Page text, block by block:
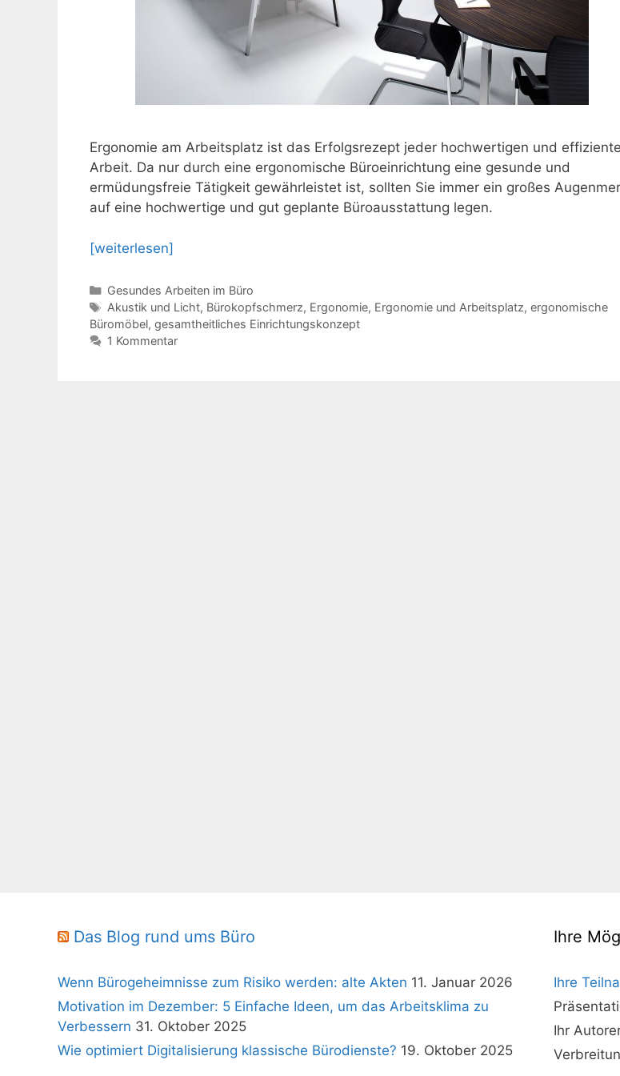
Ergonomie am Arbeitsplatz ist das Erfolgsrezept jeder hochwertigen und
Arbeit. Da nur durch eine ergonomische Büroeinrichtung eine gesunde und
ermüdungsfreie Tätigkeit gewährleistet ist, sollten Sie immer ein großes
auf eine hochwertige und gut geplante Büroausstattung legen.
[weiterlesen]
Kategorien
Gesundes Arbeiten im Büro
Schlagwörter
Akustik und Licht, Bürokopfschmerz, Ergonomie, Ergonomie und Arbeitsplatz, ergonomische
Büromöbel, gesamtheitliches Einrichtungskonzept
1 Kommentar
Das Blog rund ums Büro
Wenn Bürogeheimnisse zum Risiko werden: alte Akten 11. Januar 2026
Motivation im Dezember: 5 Einfache Ideen, um das Arbeitsklima zu
Verbessern 31. Oktober 2025
Wie optimiert Digitalisierung klassische Bürodienste? 19. Oktober 2025
Ihre
Ihre
Ihr